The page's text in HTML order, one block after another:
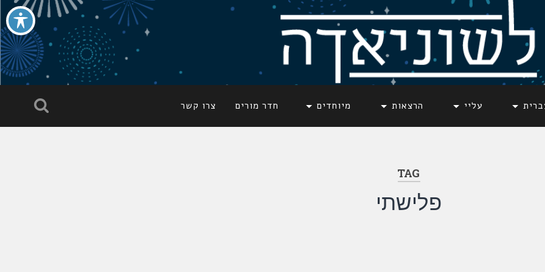
עליי הרצאות מיוחדים חדר מורים צרו קשר
TAG
פלישתי